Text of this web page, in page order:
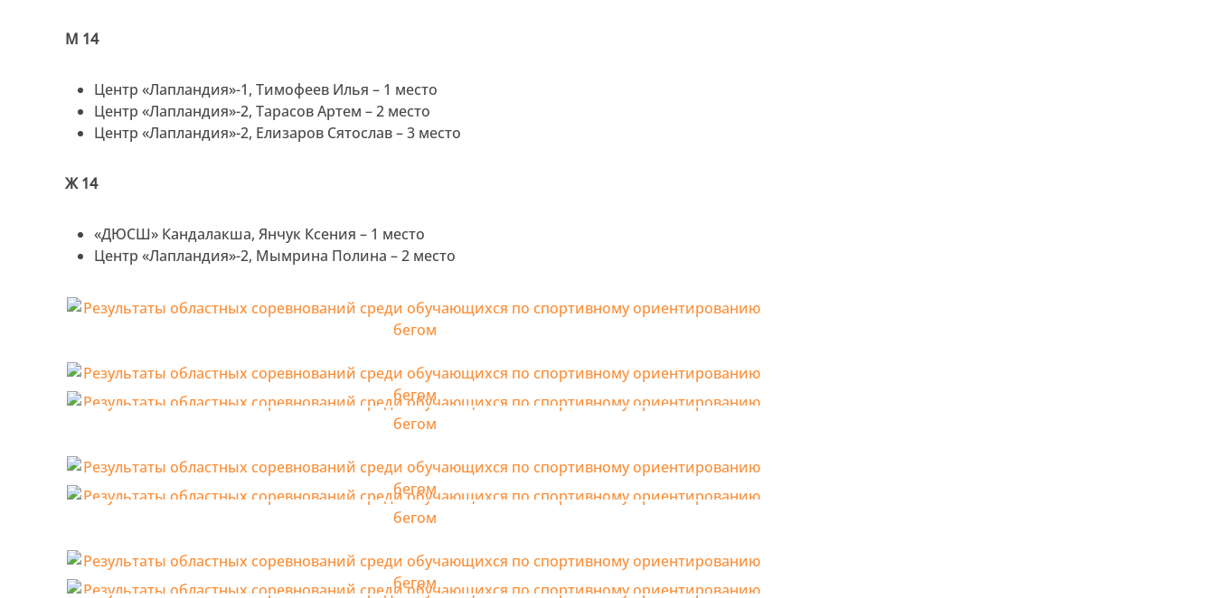
М 14
Центр «Лапландия»-1, Тимофеев Илья – 1 место
Центр «Лапландия»-2, Тарасов Артем – 2 место
Центр «Лапландия»-2, Елизаров Сятослав – 3 место
Ж 14
«ДЮСШ» Кандалакша, Янчук Ксения – 1 место
Центр «Лапландия»-2, Мымрина Полина – 2 место